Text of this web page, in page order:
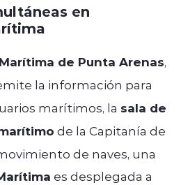
en
de Punta Arenas,
la información para
marítimos, la sala de
de la Capitanía de
de naves, una
es desplegada a